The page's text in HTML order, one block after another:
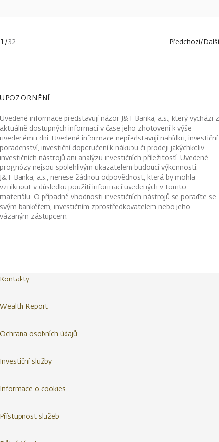
1/32 Předchozí/Další
UPOZORNĚNÍ
Uvedené informace představují názor J&T Banka, a.s., který vychází z
aktuálně dostupných informací v čase jeho zhotovení k výše
uvedenému dni. Uvedené informace nepředstavují nabídku, investiční
poradenství, investiční doporučení k nákupu či prodeji jakýchkoliv
investičních nástrojů ani analýzu investičních příležitostí. Uvedené
prognózy nejsou spolehlivým ukazatelem budoucí výkonnosti.
J&T Banka, a.s., nenese žádnou odpovědnost, která by mohla
vzniknout v důsledku použití informací uvedených v tomto
materiálu. O případné vhodnosti investičních nástrojů se poraďte se
svým bankéřem, investičním zprostředkovatelem nebo jeho
vázaným zástupcem.
Kontakty
Wealth Report
Ochrana osobních údajů
Investiční služby
Informace o cookies
Přístupnost služeb